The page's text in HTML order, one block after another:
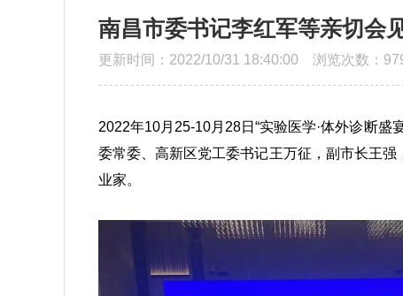
南昌市委书记李红军等亲切会
更新时间：2022/10/31 18:40:00 浏览次数：
2022年10月25-10月28日“实验医学·体外诊断
委常委、高新区党工委书记王万征，副市长王强
业家。